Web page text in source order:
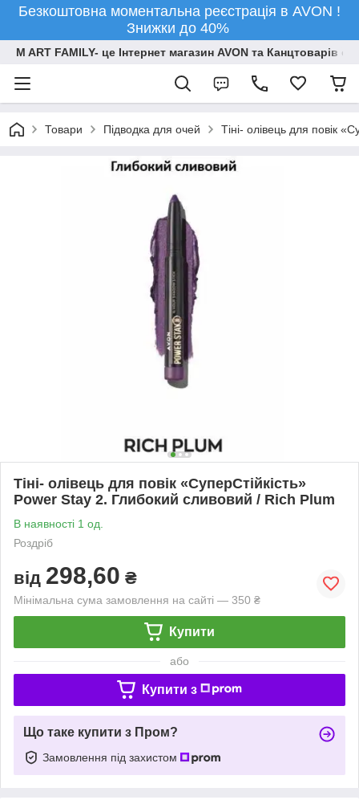
Безкоштовна моментальна реєстрація в AVON !
Знижки до 40%
M ART FAMILY- це Інтернет магазин AVON та Канцтоварів
Товари Підводка для очей Тіні- олівець для повік
Тіні- олівець для повік «СуперСтійкість»
Power Stay 2. Глибокий сливовий / Rich Plum
В наявності 1 од.
Роздріб
від 298,60 ₴
Мінімальна сума замовлення на сайті — 350 ₴
Купити
або
Купити з
Що таке купити з Пром?
Замовлення під захистом